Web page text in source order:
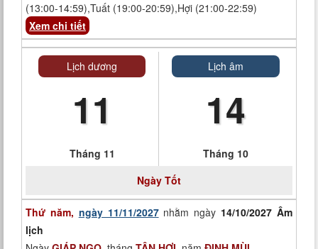
(13:00-14:59),Tuất (19:00-20:59),Hợi (21:00-22:59)
Xem chi tiết
Lịch dương
11
Tháng 11
Lịch âm
14
Tháng 10
Ngày Tốt
Thứ năm, ngày 11/11/2027nhằm ngày 14/10/2027 Âm
lịch